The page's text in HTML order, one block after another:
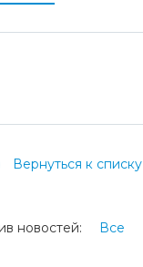
Вернуться к списку
новостей: Все